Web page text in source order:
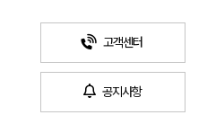
고객센터
공지사항